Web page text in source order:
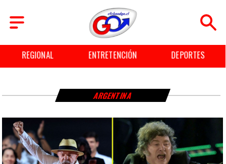
REGIONAL ENTRETENCIÓN DEPORTES
ARGENTINA